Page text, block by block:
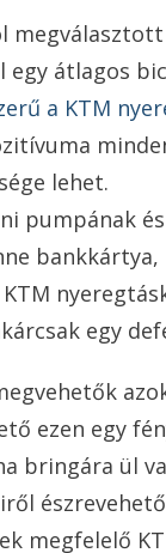
egy átlagos
a KTM
lehet.
pumpának
KTM
egy
ezen egy
bringára ül
megfelelő